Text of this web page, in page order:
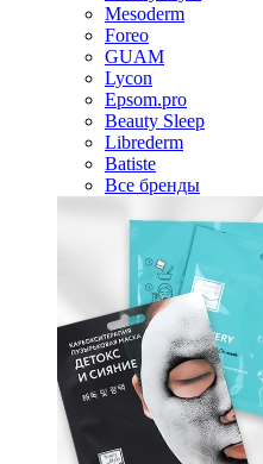
Mesoderm
Foreo
GUAM
Lycon
Epsom.pro
Beauty Sleep
Librederm
Batiste
Все бренды